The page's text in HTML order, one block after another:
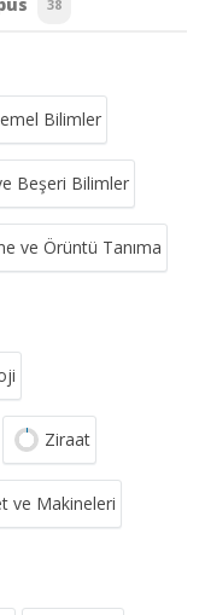
38
Bilimler
Beşeri Bilimler
ve Örüntü Tanıma
Ziraat
ve Makineleri